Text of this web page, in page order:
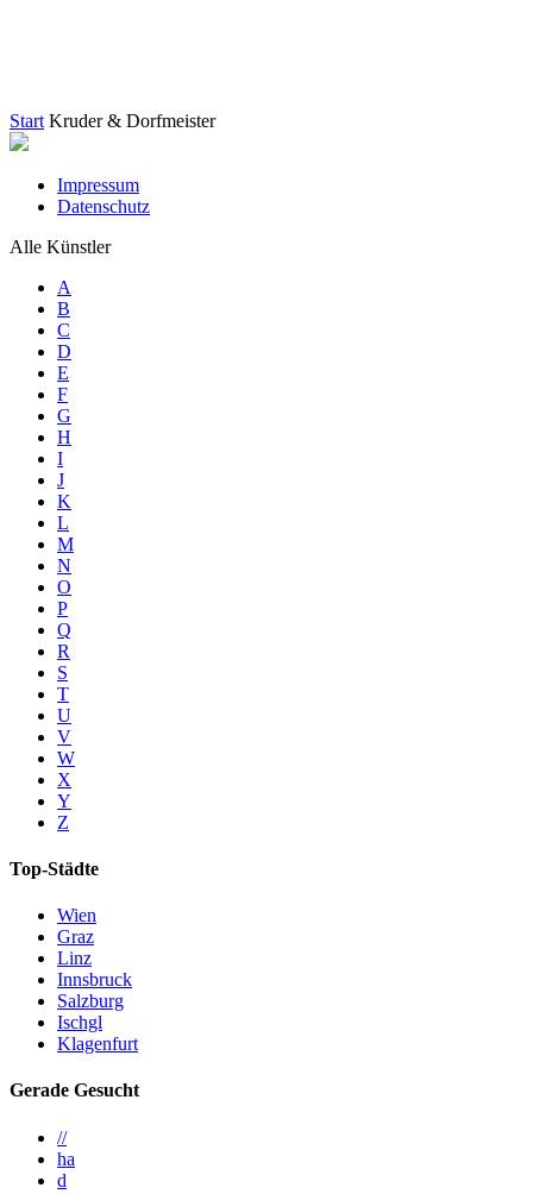
Start Kruder & Dorfmeister
Impressum
Datenschutz
Alle Künstler
A
B
C
D
E
F
G
H
I
J
K
L
M
N
O
P
Q
R
S
T
U
V
W
X
Y
Z
Top-Städte
Wien
Graz
Linz
Innsbruck
Salzburg
Ischgl
Klagenfurt
Gerade Gesucht
//
ha
d